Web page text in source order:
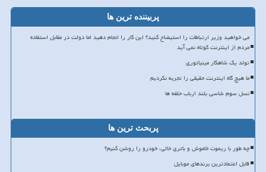
پربیننده ترین ها
می خواهید وزیر ارتباطات را استیضاح کنید؟ این کار را انجام دهید اما دولت در مقابل استفاده
مردم از اینترنت کوتاه نمی آید
تولد یک شاهکار مینیاتوری
ما هیچ گاه اینترنت حقیقی را تجربه نکردیم
نسل سوم شاسی بلند ارباب حلقه ها
پربحث ترین ها
چه طور با ریموت خاموش و باتری خالی، خودرو را روشن کنیم؟
قابل اعتمادترین برندهای موبایل